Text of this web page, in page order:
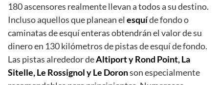
180 ascensores realmente llevan a todos a su destino.
Incluso aquellos que planean el esquíde fondo o
caminatas de esquí enteras obtendrán el valor de su
dinero en 130 kilómetros de pistas de esquí de fondo.
Las pistas alrededor deAltiport y Rond Point, La
Sitelle, Le Rossignol y Le Doronson especialmente